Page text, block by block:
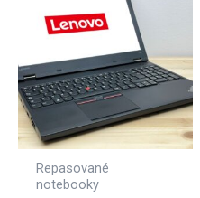
Repasované
notebooky